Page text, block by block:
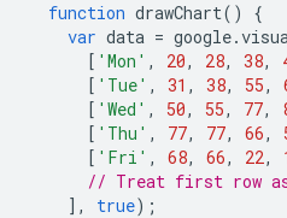
function drawChart()
{
var data = google.
[ 'Mon' , 20, 28, 38,
[ 'Tue' , 31 , 38, 55,
[ 'Wed' , 50, 55, 77,
[ 'Thu' , 77, 77, 66,
[ 'Fri' , 68, 66, 22,
// Treat first row
],
true);